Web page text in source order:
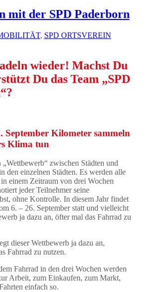
mit der SPD Paderborn
, SPD ORTSVEREIN
wieder! Machst Du
Du das Team „SPD
September Kilometer sammeln
Klima tun
„Wettbewerb“ zwischen Städten und
den einzelnen Städten. Es werden alle
einem Zeitraum von drei Wochen
jeder Teilnehmer seine
ohne Kontrolle. In diesem Jahr findet
6. – 26. September statt und vielleicht
ja dazu an, öfter mal das Fahrrad zu
dieser Wettbewerb ja dazu an,
Fahrrad zu nutzen.
Fahrrad in den drei Wochen werden
Arbeit, zum Einkaufen, zum Markt,
einfach so.